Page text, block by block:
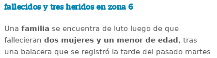
fallecidos y tres heridos en zona 6
Una familia se encuentra de luto luego de que
fallecieran dos mujeres y un menor de edad, tras
una balacera que se registró la tarde del pasado martes